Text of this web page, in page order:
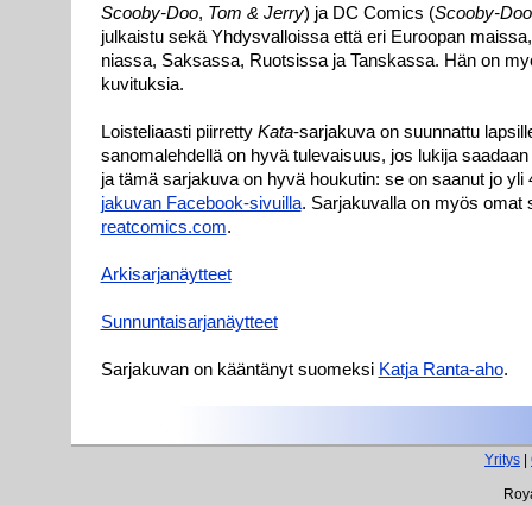
Scoo­by-Doo, Tom & Jer­ry) ja DC Co­mics (Scoo­by-Doo
jul­kais­tu se­kä Yh­dys­val­lois­sa et­tä eri Eu­roo­pan
nias­sa, Sak­sas­sa, Ruot­sis­sa ja Tans­kas­sa. Hän on
ku­vi­tuk­sia.
Lois­te­li­aas­ti piir­ret­ty Ka­ta-sar­ja­ku­va on suun­nat­tu
sa­no­ma­leh­del­lä on hy­vä tu­le­vai­suus, jos lu­ki­ja
ja tä­mä sar­ja­ku­va on hy­vä hou­ku­tin: se on saa­nut jo
ja­ku­van Face­book-si­vuil­la. Sar­ja­ku­val­la on myös omat
reatco­mics.com.
Ar­ki­sar­ja­näyt­teet
Sun­nun­tai­sar­ja­näyt­teet
Sar­ja­ku­van on kään­tä­nyt suo­mek­si Kat­ja Ran­ta-aho.
Yritys